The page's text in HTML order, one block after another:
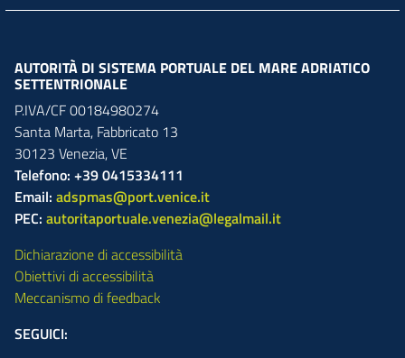
AUTORITÀ DI SISTEMA PORTUALE DEL MARE ADRIATICO
SETTENTRIONALE
P.IVA/CF 00184980274
Santa Marta, Fabbricato 13
30123 Venezia,VE
Telefono: +39 0415334111
Email: adspmas@port.venice.it
PEC: autoritaportuale.venezia@legalmail.it
Dichiarazione di accessibilità
Obiettivi di accessibilità
Meccanismo di feedback
SEGUICI: